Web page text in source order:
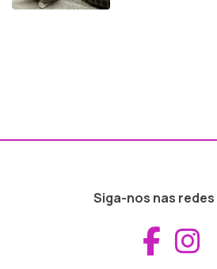
Siga-nos nas